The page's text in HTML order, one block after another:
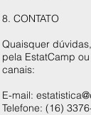
8. CONTATO
Quaisquer
pela EstatCamp
canais:
E-mail:
Telefone: (16)